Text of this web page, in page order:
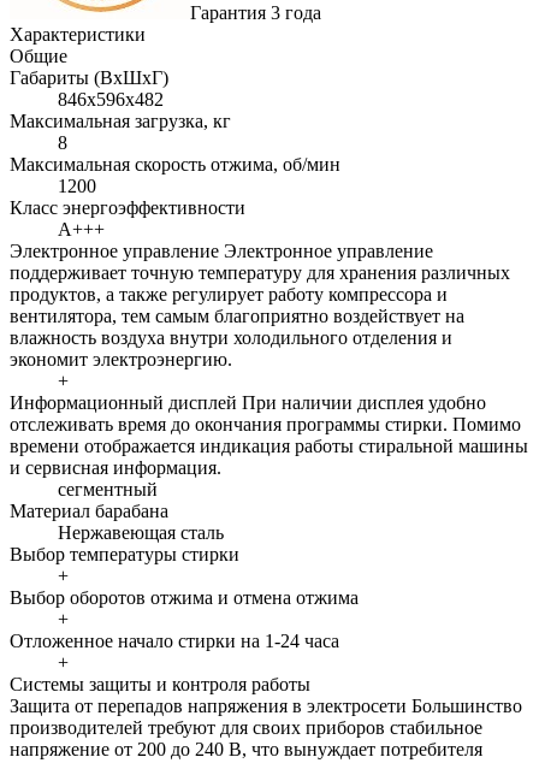
Гарантия 3 года
Характеристики
Общие
Габариты (ВхШхГ)
846x596x482
Максимальная загрузка, кг
8
Максимальная скорость отжима, об/мин
1200
Класс энергоэффективности
A+++
Электронное управление Электронное управление
поддерживает точную температуру для хранения различных
продуктов, а также регулирует работу компрессора и
вентилятора, тем самым благоприятно воздействует на
влажность воздуха внутри холодильного отделения и
экономит электроэнергию.
+
Информационный дисплей При наличии дисплея удобно
отслеживать время до окончания программы стирки. Помимо
времени отображается индикация работы стиральной машины
и сервисная информация.
сегментный
Материал барабана
Нержавеющая сталь
Выбор температуры стирки
+
Выбор оборотов отжима и отмена отжима
+
Отложенное начало стирки на 1-24 часа
+
Системы защиты и контроля работы
Защита от перепадов напряжения в электросети Большинство
производителей требуют для своих приборов стабильное
напряжение от 200 до 240 В, что вынуждает потребителя